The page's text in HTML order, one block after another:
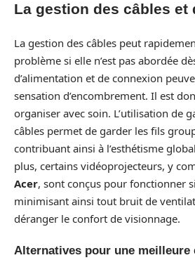
La gestion des câbles et
La gestion des câbles peut
problème si elle n’est pas abordée
d’alimentation et de connexion
sensation d’encombrement. Il est
organiser avec soin. L’utilisation de
câbles permet de garder les fils
contribuant ainsi à l’esthétisme
plus, certains vidéoprojecteurs, y
Acer, sont conçus pour fonctionner
minimisant ainsi tout bruit de
déranger le confort de visionnage.
Alternatives pour une meilleure